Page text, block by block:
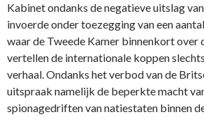
Kabinet ondanks de negatieve uitslag
invoerde onder toezegging van een
waar de Tweede Kamer binnenkort over
vertellen de internationale koppen
verhaal. Ondanks het verbod van de
uitspraak namelijk de beperkte macht
spionagedriften van natiestaten binnen